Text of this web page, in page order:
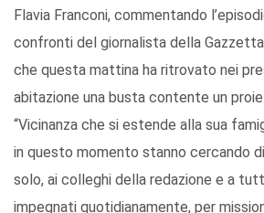
Flavia Franconi, commentando
confronti del giornalista della
che questa mattina ha ritrovato nei
abitazione una busta contente un
“Vicinanza che si estende alla sua
in questo momento stanno cercando
solo, ai colleghi della redazione e a
impegnati quotidianamente, per